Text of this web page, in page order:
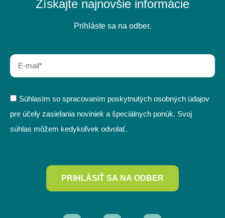
Získajte najnovšie informácie
Prihláste sa na odber.
Súhlasím so spracovaním poskytnutých osobných údajov
pre účely zasielania noviniek a špeciálnych ponúk. Svoj
súhlas môžem kedykoľvek odvolať.
PRIHLÁSIŤ SA NA ODBER